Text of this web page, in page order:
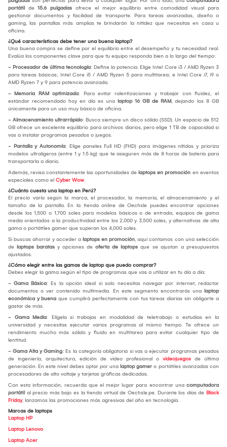
portátil de 15.6 pulgadas ofrece el mejor equilibrio entre comodidad visual para
gestionar documentos y facilidad de transporte. Para tareas avanzadas, diseño o
gaming, las pantallas más amplias te brindarán la nitidez que necesitas en casa u
oficina.
¿Qué características debe tener una buena laptop?
Una buena compra se define por el equilibrio entre el desempeño y tu necesidad real.
Evalúa los componentes clave para que tu equipo responda bien a lo largo del tiempo:
- Procesador de última tecnología: Define la potencia. Elige Intel Core i3 / AMD Ryzen 3
para tareas básicas; Intel Core i5 / AMD Ryzen 5 para multitarea; e Intel Core i7, i9 o
AMD Ryzen 7 y 9 para potencia avanzada.
- Memoria RAM optimizada: Para evitar ralentizaciones y trabajar con fluidez, el
estándar recomendado hoy en día es una laptop 16 GB de RAM, dejando los 8 GB
únicamente para un uso muy básico de oficina.
- Almacenamiento ultrarrápido: Busca siempre un disco sólido (SSD). Un espacio de 512
GB ofrece un excelente equilibrio para archivos diarios, pero elige 1 TB de capacidad si
vas a instalar programas pesados o juegos.
- Pantalla y Autonomía: Elige paneles Full HD (FHD) para imágenes nítidas y prioriza
modelos ultraligeros (entre 1 y 1.5 kg) que te aseguren más de 8 horas de batería para
transportarla a diario.
Además, revisa constantemente las oportunidades de laptops en promoción en eventos
especiales como el Cyber Wow.
¿Cuánto cuesta una laptop en Perú?
El precio varía según la marca, el procesador, la memoria, el almacenamiento y el
tamaño de la pantalla. En la tienda online de Oechsle puedes encontrar opciones
desde los 1,500 o 1,700 soles para modelos básicos o de entrada, equipos de gama
media orientados a la productividad entre los 2,000 y 3,500 soles, y alternativas de alta
gama o portátiles gamer que superan los 4,000 soles.
Si buscas ahorrar y acceder a laptops en promoción, aquí contamos con una selección
de laptops baratas y opciones de oferta de laptops que se ajustan a presupuestos
ajustados.
¿Cómo elegir entre las gamas de laptop que puedo comprar?
Debes elegir la gama según el tipo de programas que vas a utilizar en tu día a día:
- Gama Básica: Es la opción ideal si solo necesitas navegar por internet, redactar
documentos o ver contenido multimedia. En este segmento encontrarás una laptop
económica y buena que cumplirá perfectamente con tus tareas diarias sin obligarte a
gastar de más.
- Gama Media: Elígela si trabajas en modalidad de teletrabajo o estudias en la
universidad y necesitas ejecutar varios programas al mismo tiempo. Te ofrece un
rendimiento mucho más sólido y fluido en multitarea para evitar cualquier tipo de
lentitud.
- Gama Alta y Gaming: Es la categoría obligatoria si vas a ejecutar programas pesados
de ingeniería, arquitectura, edición de video profesional o videojuegos de última
generación. En este nivel debes optar por una laptop gamer o portátiles avanzadas con
procesadores de alto voltaje y tarjetas gráficas dedicadas.
Con esta información, recuerda que el mejor lugar para encontrar una computadora
portátil al precio más bajo es la tienda virtual de Oechsle.pe. Durante los días de Black
Friday, lanzamos las promociones más agresivas del año en tecnología.
Marcas de laptops
Laptop HP
Laptop Lenovo
Laptop Acer